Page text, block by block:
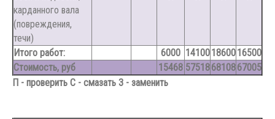
карданного вала
(повреждения,
течи)
Итого работ: 6000 141001860016500
Стоимость, руб
15468 575186810867005
П - проверить С - смазать З - заменить